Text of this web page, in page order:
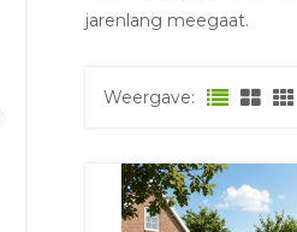
jarenlang meegaat.
Weergave: